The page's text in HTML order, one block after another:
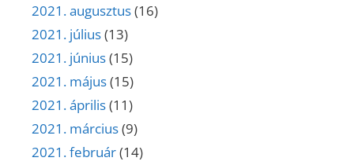
2021. augusztus(16)
2021. július(13)
2021. június(15)
2021. május(15)
2021. április(11)
2021. március(9)
2021. február(14)